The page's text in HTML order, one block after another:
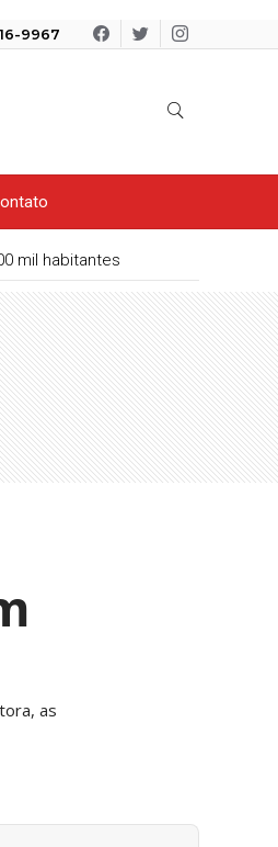
9967
mil habitantes
as